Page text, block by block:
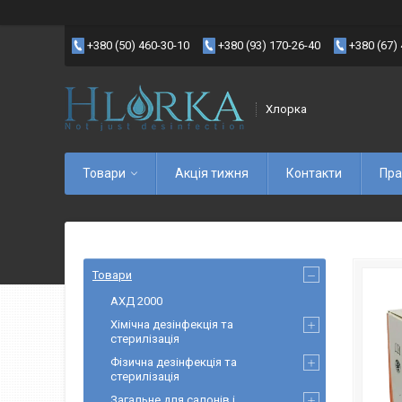
+380 (50) 460-30-10 +380 (93) 170-26-40 +380 (67)
Хлорка
Товари Акція тижня Контакти
Товари
АХД 2000
Хімічна дезінфекція та
стерилізація
Фізична дезінфекція та
стерилізація